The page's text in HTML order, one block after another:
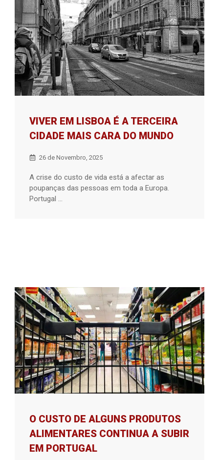
VIVER EM LISBOA É A TERCEIRA
CIDADE MAIS CARA DO MUNDO
26 de Novembro, 2025
A crise do custo de vida está a afectar as
poupanças das pessoas em toda a Europa.
Portugal ...
O CUSTO DE ALGUNS PRODUTOS
ALIMENTARES CONTINUA A SUBIR
EM PORTUGAL